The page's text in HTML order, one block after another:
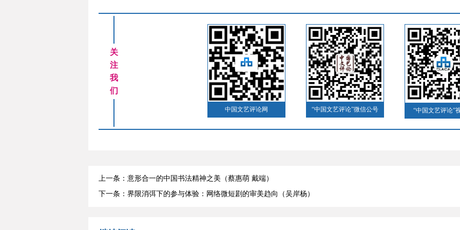
关
注
我
们
中国文艺评论网 “中国文艺评论”微信公号 “中国文艺评论”
上一条：意形合一的中国书法精神之美（蔡惠萌 戴端）
下一条：界限消弭下的参与体验：网络微短剧的审美趋向（吴岸杨）